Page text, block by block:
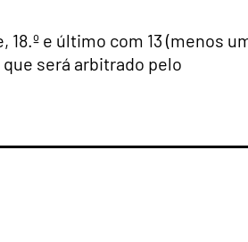
e último com 13 (menos
que será arbitrado pelo